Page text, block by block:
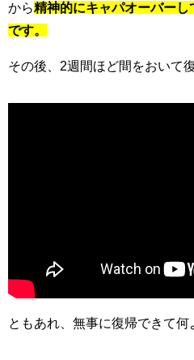
から精神的にキャパオーバー
です。
その後、2週間ほど間をおいて
ともあれ、無事に復帰できて何